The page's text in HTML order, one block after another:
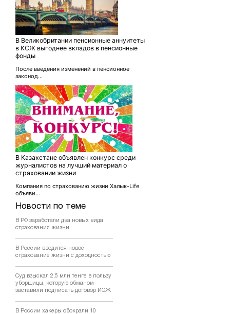
Новости по теме
В РФ заработали два новых вида
страхования жизни
В России вводится новое
страхование жизни с доходностью
Суд взыскал 2,5 млн тенге в пользу
уборщицы, которую обманом
заставили подписать договор ИСЖ
В России хакеры обокрали 10
В Великобритании пенсионные аннуитеты
в КСЖ выгоднее вкладов в пенсионные
фонды
После введения изменений в пенсионное
законод...
В Казахстане объявлен конкурс среди
журналистов на лучший материал о
страховании жизни
Компания по страхованию жизни Халык-Life
объяви...